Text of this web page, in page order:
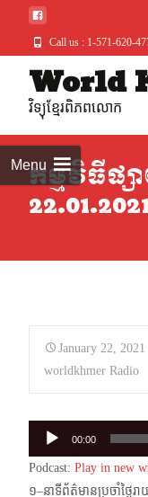
Call us : 1-571-620-
World
វិទ្យុខ្មែរពិភពលោក
Menuកម្មវិធីផ្ស
January 22, 2021
worldkhmer Radio
Audio
Player
00:00
Podcast: Play in new
១–នាទីព័ត៌មានប្រចាំថ្ងៃ